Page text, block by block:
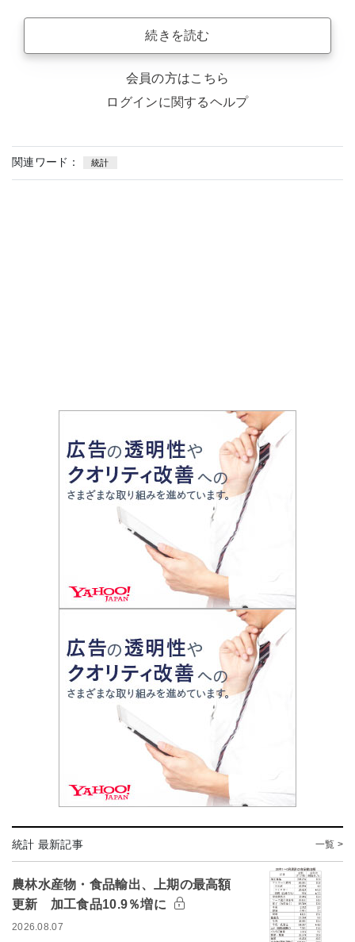
続きを読む
会員の方はこちら
ログインに関するヘルプ
関連ワード： 統計
統計 最新記事 一覧 >
農林水産物・食品輸出、上期の最高額
更新 加工食品10.9％増に
2026.08.07